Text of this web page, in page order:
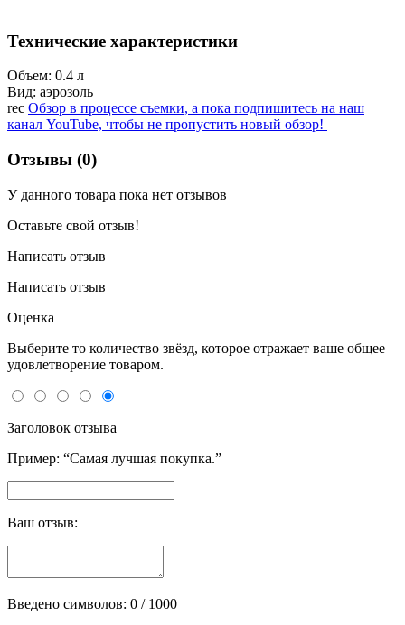
Технические характеристики
Объем: 0.4 л
Вид: аэрозоль
rec Обзор в процессе съемки, а пока подпишитесь на наш
канал YouTube, чтобы не пропустить новый обзор!
Отзывы (0)
У данного товара пока нет отзывов
Оставьте свой отзыв!
Написать отзыв
Написать отзыв
Оценка
Выберите то количество звёзд, которое отражает ваше общее
удовлетворение товаром.
Заголовок отзыва
Пример: “Самая лучшая покупка.”
Ваш отзыв:
Введено символов: 0 / 1000